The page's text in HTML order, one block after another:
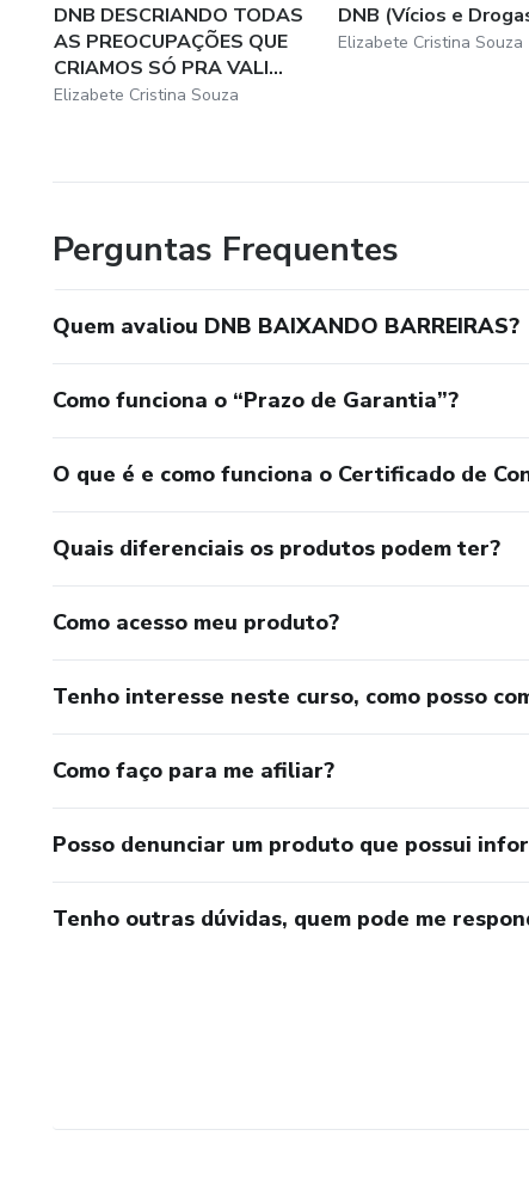
DNB DESCRIANDO TODAS
AS PREOCUPAÇÕES QUE
CRIAMOS SÓ PRA VALI...
Elizabete Cristina Souza
DNB (Vícios e
Elizabete Cristina Souza
Perguntas Frequentes
Quem avaliou DNB BAIXANDO BARREIRAS?
Como funciona o “Prazo de Garantia”?
O que é e como funciona o Certificado de
Quais diferenciais os produtos podem ter?
Como acesso meu produto?
Tenho interesse neste curso, como posso
Como faço para me afiliar?
Posso denunciar um produto que possui
Tenho outras dúvidas, quem pode me